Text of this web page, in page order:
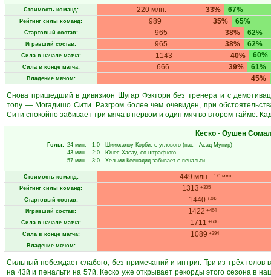
Стоимость команд: 33%
220 млн. 67%
Рейтинг силы команд: 35%
989 65%
Стартовый состав: 38%
965 62%
Игравший состав: 38%
965 62%
Сила в начале матча: 40%
1143 60%
Сила в конце матча: 39%
666 61%
Владение мячом:
45%
Снова пришедший в дивизион Шугар Фэктори без тренера и с
топу — Могадишо Сити. Разгром более чем очевиден, при
Сити спокойно забивает три мяча в первом и один мяч во втором тайме.
Кеско- Оушен
Голы: 24 мин. - 1:0 - Шиикхалоу Корби, с углового (пас - Асад Мунир)
43 мин. - 2:0 - Юнес Хасау, со штрафного
57 мин. - 3:0 - Хельми Кеенадид забивает с пенальти
Стоимость команд: 449 млн. +171 млн.
Рейтинг силы команд: 1313 +305
Стартовый состав: 1440+482
Игравший состав: 1422 +464
Сила в начале матча: 1711 +606
Сила в конце матча: 1089 +394
Владение мячом:
Сильный побеждает слабого, без примечаний и интриг. Три из трёх
на 43й и пенальти на 57й. Кеско уже открывает рекорды этого сезона в